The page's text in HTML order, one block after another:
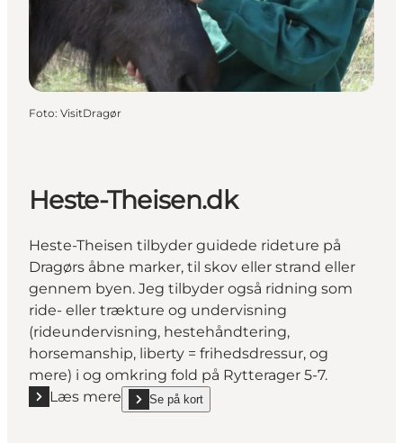
Foto: VisitDragør
Heste-Theisen.dk
Heste-Theisen tilbyder guidede rideture på
Dragørs åbne marker, til skov eller strand eller
gennem byen. Jeg tilbyder også ridning som
ride- eller trækture og undervisning
(rideundervisning, hestehåndtering,
horsemanship, liberty = frihedsdressur, og
mere) i og omkring fold på Rytterager 5-7.
Læs mere
Læs mere "Heste-Theisen.dk"
Se på kort
show Heste-Theisen.dk on_map